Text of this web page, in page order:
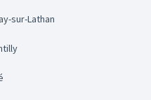
sur-Lathan